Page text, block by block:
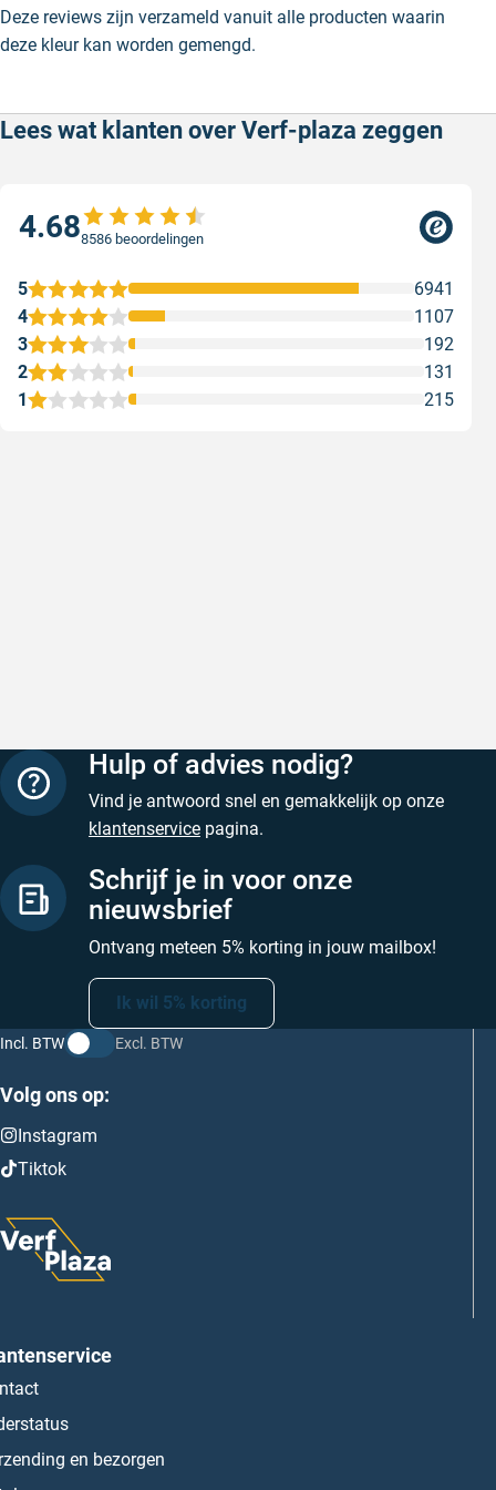
Deze reviews zijn verzameld vanuit alle producten waarin
deze kleur kan worden gemengd.
Lees wat klanten over Verf-plaza zeggen
4.688586 beoordelingen
1 215
2 131
3 192
4 1107
5 6941
Hulp of advies nodig?
Vind je antwoord snel en gemakkelijk op onze
klantenservice pagina.
Schrijf je in voor onze
nieuwsbrief
Ontvang meteen 5% korting in jouw mailbox!
Ik wil 5% korting
Incl. BTW Excl. BTW
Volg ons op:
Instagram
Tiktok
en bezorgen